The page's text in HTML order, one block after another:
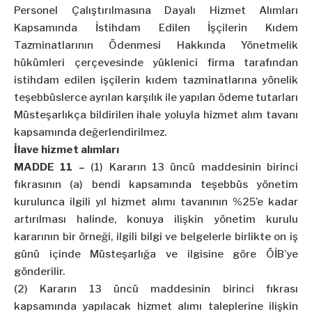
Personel Çalıştırılmasına Dayalı Hizmet Alımları
Kapsamında İstihdam Edilen İşçilerin Kıdem
Tazminatlarının Ödenmesi Hakkında Yönetmelik
hükümleri çerçevesinde yüklenici firma tarafından
istihdam edilen işçilerin kıdem tazminatlarına yönelik
teşebbüslerce ayrılan karşılık ile yapılan ödeme tutarları
Müsteşarlıkça bildirilen ihale yoluyla hizmet alım tavanı
kapsamında değerlendirilmez.
İlave hizmet alımları
MADDE 11 – (1) Kararın 13 üncü maddesinin birinci
fıkrasının (a) bendi kapsamında teşebbüs yönetim
kurulunca ilgili yıl hizmet alımı tavanının %25’e kadar
artırılması halinde, konuya ilişkin yönetim kurulu
kararının bir örneği, ilgili bilgi ve belgelerle birlikte on iş
günü içinde Müsteşarlığa ve ilgisine göre ÖİB’ye
gönderilir.
(2) Kararın 13 üncü maddesinin birinci fıkrası
kapsamında yapılacak hizmet alımı taleplerine ilişkin